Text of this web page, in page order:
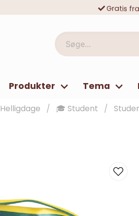
Gratis
Søge...
Produkter Tema
Helligdage 🎓 Student